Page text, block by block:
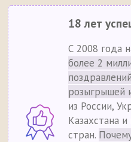
18 лет
С 2008 года
более 2
розыгрышей
из России,
Казахстана
стран.